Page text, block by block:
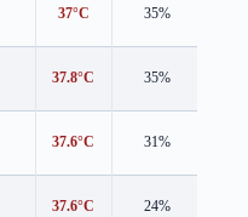
37°C 35%
37.8°C 35%
37.6°C 31%
37.6°C 24%